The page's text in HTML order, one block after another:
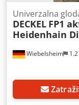
Wiebelsheim
Univerzalna
DECKEL FP1
Heidenhain